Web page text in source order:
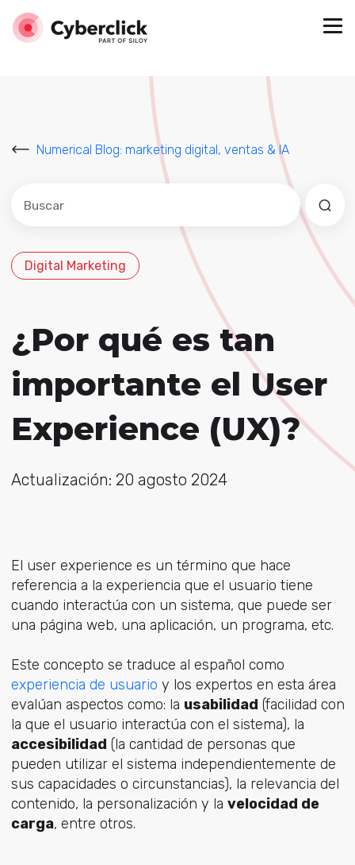
Numerical Blog: marketing digital, ventas & IA
Este es un campo de búsqueda con una función de
No hay sugerencias porque el campo de
Digital Marketing
¿Por qué es tan
importante el User
Experience (UX)?
Actualización: 20 agosto 2024
El user experience es un término que hace
referencia a la experiencia que el usuario tiene
cuando interactúa con un sistema, que puede ser
una página web, una aplicación, un programa, etc.
Este concepto se traduce al español como
experiencia de usuario y los expertos en esta área
evalúan aspectos como: la usabilidad (facilidad con
la que el usuario interactúa con el sistema), la
accesibilidad (la cantidad de personas que
pueden utilizar el sistema independientemente de
sus capacidades o circunstancias), la relevancia del
contenido, la personalización y la velocidad de
carga, entre otros.